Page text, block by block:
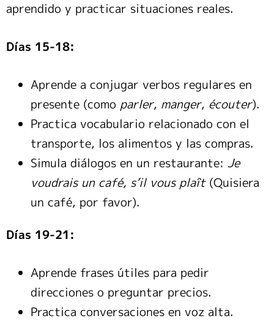
aprendido y practicar situaciones reales.
Días 15-18:
Aprende a conjugar verbos regulares en
presente (como parler, manger, écouter).
Practica vocabulario relacionado con el
transporte, los alimentos y las compras.
Simula diálogos en un restaurante: Je
voudrais un café, s’il vous plaît(Quisiera
un café, por favor).
Días 19-21:
Aprende frases útiles para pedir
direcciones o preguntar precios.
Practica conversaciones en voz alta.